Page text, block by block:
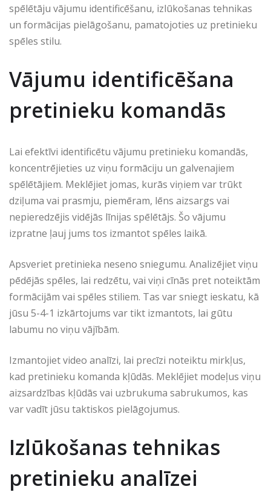
spēlētāju vājumu identificēšanu, izlūkošanas tehnikas
un formācijas pielāgošanu, pamatojoties uz pretinieku
spēles stilu.
Vājumu identificēšana
pretinieku komandās
Lai efektīvi identificētu vājumu pretinieku komandās,
koncentrējieties uz viņu formāciju un galvenajiem
spēlētājiem. Meklējiet jomas, kurās viņiem var trūkt
dziļuma vai prasmju, piemēram, lēns aizsargs vai
nepieredzējis vidējās līnijas spēlētājs. Šo vājumu
izpratne ļauj jums tos izmantot spēles laikā.
Apsveriet pretinieka neseno sniegumu. Analizējiet viņu
pēdējās spēles, lai redzētu, vai viņi cīnās pret noteiktām
formācijām vai spēles stiliem. Tas var sniegt ieskatu, kā
jūsu 5-4-1 izkārtojums var tikt izmantots, lai gūtu
labumu no viņu vājībām.
Izmantojiet video analīzi, lai precīzi noteiktu mirkļus,
kad pretinieku komanda kļūdās. Meklējiet modeļus viņu
aizsardzības kļūdās vai uzbrukuma sabrukumos, kas
var vadīt jūsu taktiskos pielāgojumus.
Izlūkošanas tehnikas
pretinieku analīzei